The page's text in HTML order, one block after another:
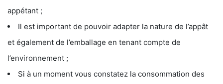
appétant ;
Il est important de pouvoir adapter la nature de l’appât
et également de l’emballage en tenant compte de
l’environnement ;
Si à un moment vous constatez la consommation des